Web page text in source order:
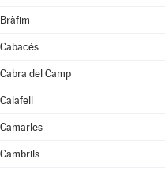
Bràfim
Cabacés
Cabra del Camp
Calafell
Camarles
Cambrils